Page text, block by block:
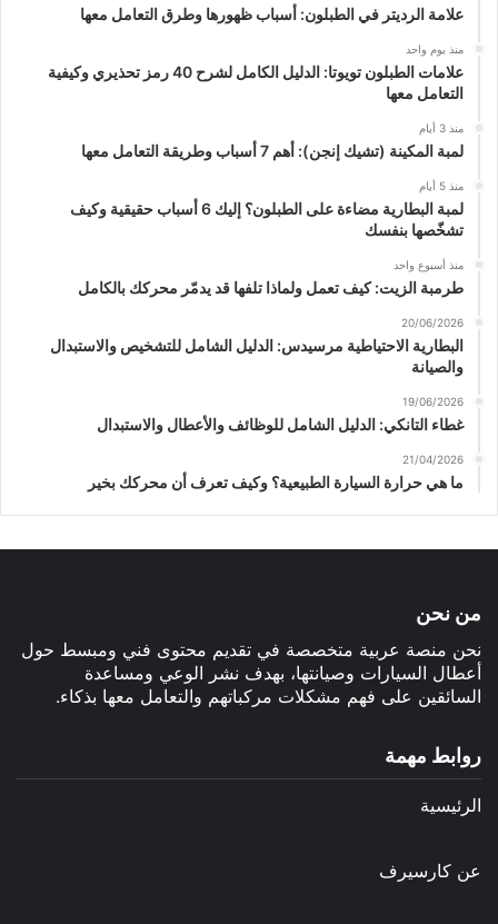
علامة الرديتر في الطبلون: أسباب ظهورها وطرق التعامل معها
منذ يوم واحد
علامات الطبلون تويوتا: الدليل الكامل لشرح 40 رمز تحذيري وكيفية
التعامل معها
منذ 3 أيام
لمبة المكينة (تشيك إنجن): أهم 7 أسباب وطريقة التعامل معها
منذ 5 أيام
لمبة البطارية مضاءة على الطبلون؟ إليك 6 أسباب حقيقية وكيف
تشخّصها بنفسك
منذ أسبوع واحد
طرمبة الزيت: كيف تعمل ولماذا تلفها قد يدمّر محركك بالكامل
20/06/2026
البطارية الاحتياطية مرسيدس: الدليل الشامل للتشخيص والاستبدال
والصيانة
19/06/2026
غطاء التانكي: الدليل الشامل للوظائف والأعطال والاستبدال
21/04/2026
ما هي حرارة السيارة الطبيعية؟ وكيف تعرف أن محركك بخير
من نحن
نحن منصة عربية متخصصة في تقديم محتوى فني ومبسط حول
أعطال السيارات وصيانتها، بهدف نشر الوعي ومساعدة
السائقين على فهم مشكلات مركباتهم والتعامل معها بذكاء.
روابط مهمة
الرئيسية
عن كارسيرف